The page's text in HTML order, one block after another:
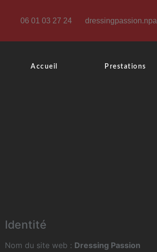
06 01 03 27 24
Accueil Prestations
Identité
Nom du site web : Dressing Passion